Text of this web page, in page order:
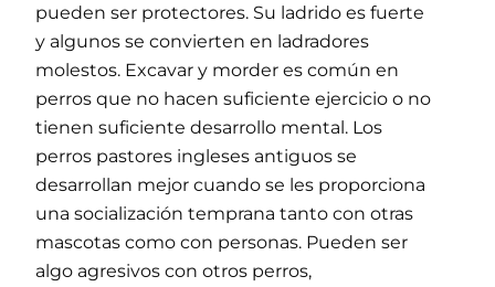
pueden ser protectores. Su ladrido es fuerte
y algunos se convierten en ladradores
molestos. Excavar y morder es común en
perros que no hacen suficiente ejercicio o no
tienen suficiente desarrollo mental. Los
perros pastores ingleses antiguos se
desarrollan mejor cuando se les proporciona
una socialización temprana tanto con otras
mascotas como con personas. Pueden ser
algo agresivos con otros perros,